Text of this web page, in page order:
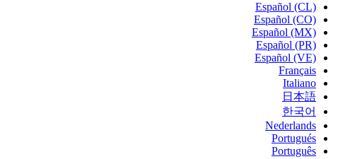
Español (CL)
Español (CO)
Español (MX)
Español (PR)
Español (VE)
Français
Italiano
日本語
한국어
Nederlands
Portugués
Português